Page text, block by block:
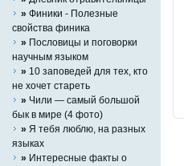
» Финики - Полезные
свойства финика
» Пословицы и поговорки
научным языком
» 10 заповедей для тех, кто
не хочет стареть
» Чили — самый большой
бык в мире (4 фото)
» Я тебя люблю, на разных
языках
» Интересные факты о